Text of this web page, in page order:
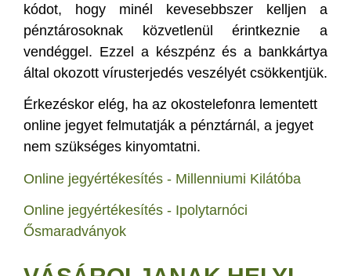
kódot, hogy minél kevesebbszer kelljen a
pénztárosoknak közvetlenül érintkeznie a
vendéggel. Ezzel a készpénz és a bankkártya
által okozott vírusterjedés veszélyét csökkentjük.
Érkezéskor elég, ha az okostelefonra lementett
online jegyet felmutatják a pénztárnál, a jegyet
nem szükséges kinyomtatni.
Online jegyértékesítés - Millenniumi Kilátóba
Online jegyértékesítés - Ipolytarnóci
Ősmaradványok